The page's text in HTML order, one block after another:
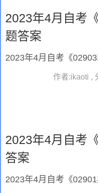
2023年4月自考
题答案
2023年4月自考《
作者:ikaoti ,
2023年4月自考
答案
2023年4月自考《